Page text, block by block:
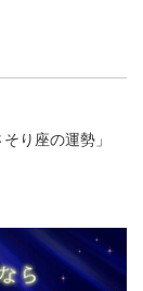
り座の運勢 」